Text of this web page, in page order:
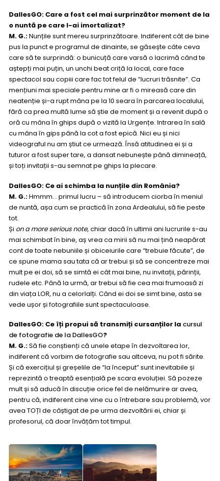
DallesGO: Care a fost cel mai surprinzător moment de la
o nuntă pe care l-ai imortalizat?
M. G.:Nunțile sunt mereu surprinzătoare. Indiferent cât de bine
pus la punct e programul de dinainte, se găsește câte ceva
care să te surprindă: o bunicuță care varsă o lacrimă când te
aștepți mai puțin, un unchi beat criță la local, care face
spectacol sau copiii care fac tot felul de “lucruri trăsnite”. Ca
mențiuni mai speciale pentru mine ar fi o mireasă care din
neatenție și-a rupt mâna pe la 10 seara în parcarea localului,
fără ca prea multă lume să știe de moment și a revenit după o
oră cu mâna în ghips după o vizită la Urgențe. Intrarea în sală
cu mâna în gips până la cot a fost epică. Nici eu și nici
videograful nu am știut ce urmează. Însă atitudinea ei și a
tuturor a fost super tare, a dansat nebunește până dimineață,
și toți invitații s-au semnat pe ghips la plecare.
DallesGO: Ce ai schimba la nunțile din România?
M. G.:Hmmm… primul lucru – să introducem ciorba în meniul
de nuntă, așa cum se practică în zona Ardealului, să fie peste
tot.
Și on a more serious note, chiar dacă în ultimii ani lucrurile s-au
mai schimbat în bine, aș vrea ca mirii să nu mai țină neapărat
cont de toate nebuniile și obiceiurile care “trebuie făcute”, de
ce spune mama sau tata că ar trebui și să se concentreze mai
mult pe ei doi, să se simtă ei cât mai bine, nu invitații, părinții,
rudele etc. Până la urmă, ar trebui să fie cea mai frumoasă zi
din viața LOR, nu a celorlalți. Când ei doi se simt bine, asta se
vede ușor și fotografiile sunt spectaculoase.
DallesGO: Ce îți propui să transmiți cursanților la cursul
de fotografie de la DallesGO?
M. G.:Să fie conștienți că unele etape în dezvoltarea lor,
indiferent că vorbim de fotografie sau altceva, nu pot fi sărite.
Și că exercițiul și greșelile de “la început” sunt inevitabile și
reprezintă o treaptă esențială pe scara evoluției. Să pozeze
mult și să aducă în discuție orice fel de nelămurire ar avea,
pentru că, indiferent cine vine cu o întrebare sau problemă, vor
avea TOȚI de câștigat de pe urma dezvoltării ei, chiar și
profesorul, că doar învățăm tot timpul.